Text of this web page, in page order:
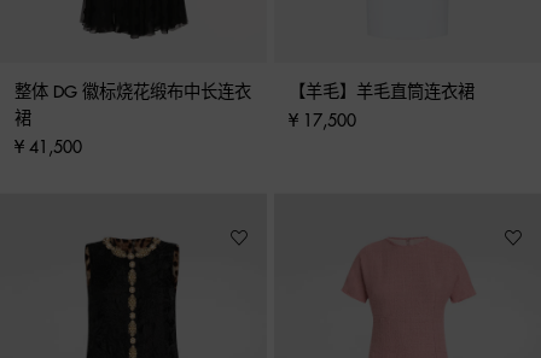
整体 DG 徽标烧花缎布中长连衣
裙
¥ 41,500
【羊毛】羊毛直筒连衣裙
¥ 17,500